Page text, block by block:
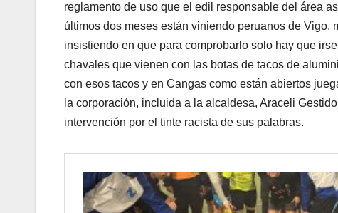
reglamento de uso que el edil responsable del área
últimos dos meses están viniendo peruanos de
insistiendo en que para comprobarlo solo hay que
chavales que vienen con las botas de tacos de
con esos tacos y en Cangas como están abiertos
la corporación, incluida a la alcaldesa, Araceli
intervención por el tinte racista de sus palabras.